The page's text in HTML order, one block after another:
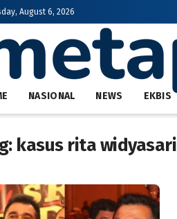
August 6, 2026
NASIONAL NEWS EKBIS
kasus rita widyasari